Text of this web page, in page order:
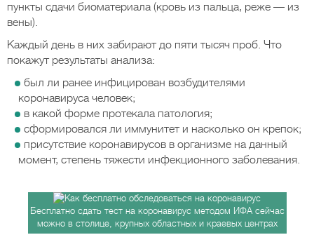
пункты сдачи биоматериала (кровь из пальца, реже — из
вены).
Каждый день в них забирают до пяти тысяч проб. Что
покажут результаты анализа:
был ли ранее инфицирован возбудителями
коронавируса человек;
в какой форме протекала патология;
сформировался ли иммунитет и насколько он крепок;
присутствие коронавирусов в организме на данный
момент, степень тяжести инфекционного заболевания.
Бесплатно сдать тест на коронавирус методом ИФА сейчас
можно в столице, крупных областных и краевых центрах